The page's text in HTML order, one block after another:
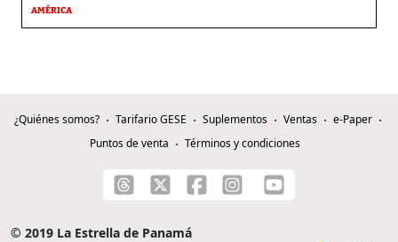
AMÉRICA
¿Quiénes somos? Tarifario GESE Suplementos Ventas
e-Paper
Puntos de venta
Términos y condiciones
© 2019 La Estrella de Panamá